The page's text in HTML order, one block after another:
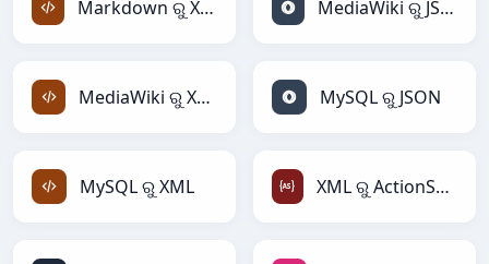
Markdown ରୁ XML MediaWiki ରୁ JSON
MediaWiki ରୁ XML MySQL ରୁ JSON
MySQL ରୁ XML XML ରୁ ActionScript